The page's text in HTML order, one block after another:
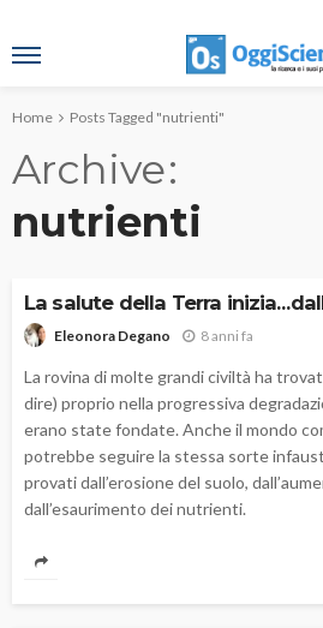
Home Posts Tagged "nutrienti"
Archive
nutrienti
La salute della Terra
Eleonora Degano 8 anni fa
La rovina di molte grandi civiltà ha
dire) proprio nella progressiva
erano state fondate. Anche il mondo
potrebbe seguire la stessa sorte
provati dall’erosione del suolo,
dall’esaurimento dei nutrienti.